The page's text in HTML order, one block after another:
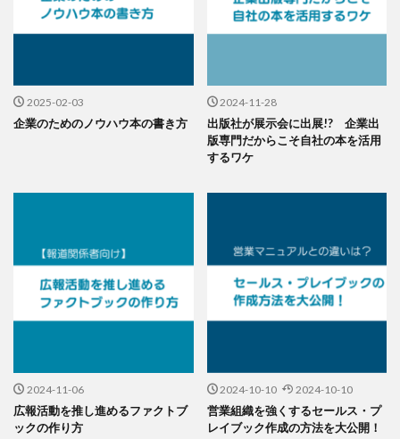
2025-02-03
企業のためのノウハウ本の書き方
2024-11-28
出版社が展示会に出展!? 企業出
版専門だからこそ自社の本を活用
するワケ
2024-11-06
広報活動を推し進めるファクトブ
ックの作り方
2024-10-10 2024-10-10
営業組織を強くするセールス・プ
レイブック作成の方法を大公開！